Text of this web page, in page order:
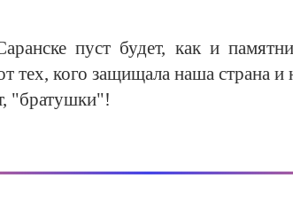
пуст будет, как и
тех, кого защищала наша страна и
"братушки"!